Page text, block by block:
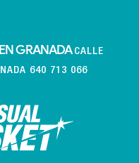
GRANADA CALLE
640 713 066